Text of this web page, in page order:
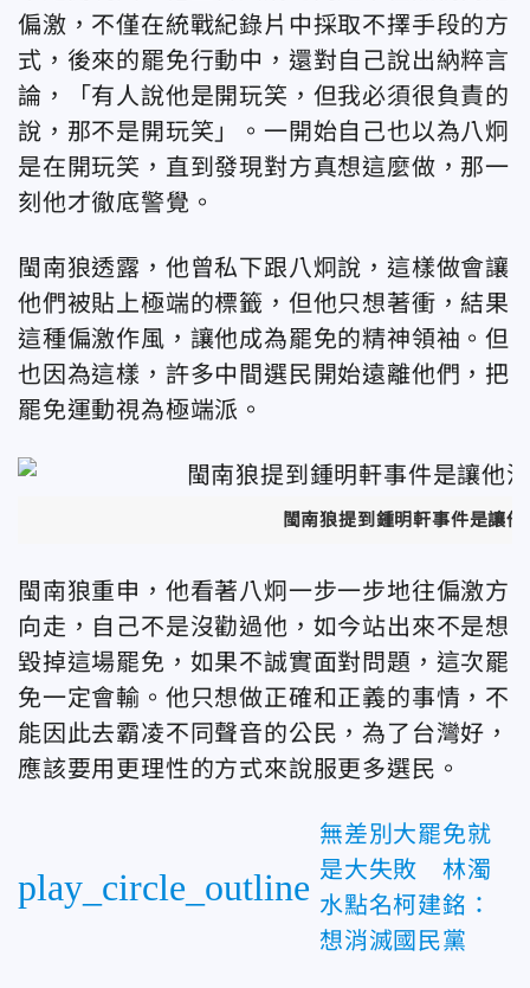
偏激，不僅在統戰紀錄片中採取不擇手段的方
式，後來的罷免行動中，還對自己說出納粹言
論，「有人說他是開玩笑，但我必須很負責的
說，那不是開玩笑」。一開始自己也以為八炯
是在開玩笑，直到發現對方真想這麼做，那一
刻他才徹底警覺。
閩南狼透露，他曾私下跟八炯說，這樣做會讓
他們被貼上極端的標籤，但他只想著衝，結果
這種偏激作風，讓他成為罷免的精神領袖。但
也因為這樣，許多中間選民開始遠離他們，把
罷免運動視為極端派。
閩南狼提到鍾明軒事件是讓
閩南狼重申，他看著八炯一步一步地往偏激方
向走，自己不是沒勸過他，如今站出來不是想
毀掉這場罷免，如果不誠實面對問題，這次罷
免一定會輸。他只想做正確和正義的事情，不
能因此去霸凌不同聲音的公民，為了台灣好，
應該要用更理性的方式來說服更多選民。
play_circle_outline
無差別大罷免就
是大失敗 林濁
水點名柯建銘：
想消滅國民黨